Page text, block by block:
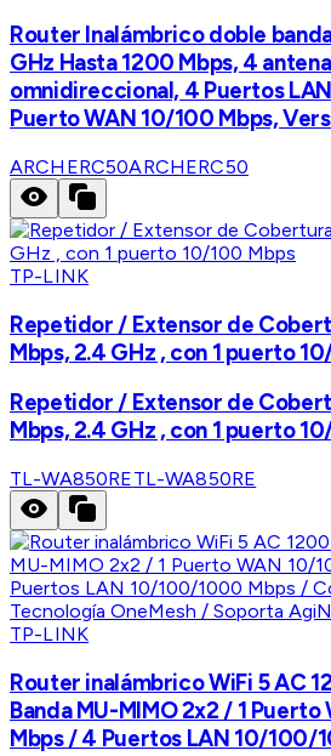
Router Inalámbrico doble
GHz Hasta 1200 Mbps, 4
omnidireccional, 4 Puertos
Puerto WAN 10/100 Mbps,
ARCHERC50ARCHERC50
TP-LINK
Repetidor / Extensor de
Mbps, 2.4 GHz , con 1 puerto
Repetidor / Extensor de
Mbps, 2.4 GHz , con 1 puerto
TL-WA850RETL-WA850RE
TP-LINK
Router inalámbrico WiFi 5 AC
Banda MU-MIMO 2x2 / 1
Mbps / 4 Puertos LAN 10/100/